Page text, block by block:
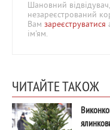
Шановний
незареєстрований
Вам зареєструватися
ім'ям.
ЧИТАЙТЕ ТАКОЖ